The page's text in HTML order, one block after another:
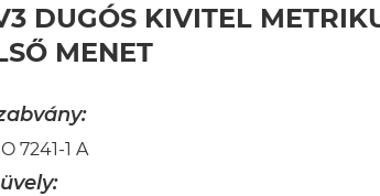
DUGÓS KIVITEL
MENET
7241-1 A